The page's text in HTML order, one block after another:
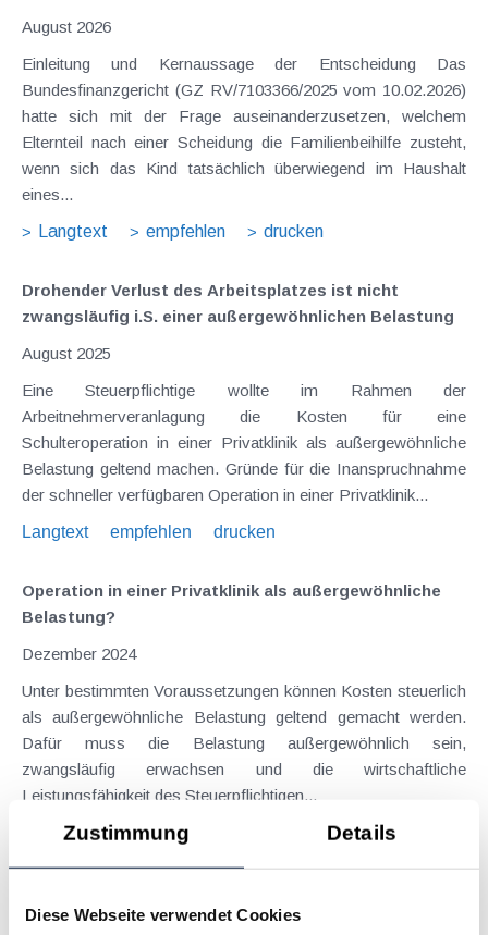
Zustimmung Details
Diese Webseite verwendet Cookies
August 2026
Einleitung und Kernaussage der Entscheidung Das
Bundesfinanzgericht (GZ RV/7103366/2025 vom 10.02.2026)
hatte sich mit der Frage auseinanderzusetzen, welchem
Elternteil nach einer Scheidung die Familienbeihilfe zusteht,
wenn sich das Kind tatsächlich überwiegend im Haushalt
eines...
Langtext
empfehlen drucken
Drohender Verlust des Arbeitsplatzes ist nicht
zwangsläufig i.S. einer außergewöhnlichen Belastung
August 2025
Eine Steuerpflichtige wollte im Rahmen der
Arbeitnehmerveranlagung die Kosten für eine
Schulteroperation in einer Privatklinik als außergewöhnliche
Belastung geltend machen. Gründe für die Inanspruchnahme
der schneller verfügbaren Operation in einer Privatklinik...
Langtext
empfehlen drucken
Operation in einer Privatklinik als außergewöhnliche
Belastung?
Dezember 2024
Unter bestimmten Voraussetzungen können Kosten steuerlich
als außergewöhnliche Belastung geltend gemacht werden.
Dafür muss die Belastung außergewöhnlich sein,
zwangsläufig erwachsen und die wirtschaftliche
Leistungsfähigkeit des Steuerpflichtigen...
Langtext
empfehlen
Belastung